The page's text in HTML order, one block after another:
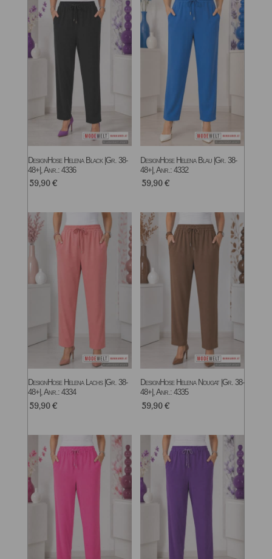
DesignHose Helena Black |Gr. 38-
48+|, Anr.: 4336
59,90€
DesignHose Helena Blau |Gr. 38-
48+|, Anr.: 4332
59,90€
DesignHose Helena Lachs |Gr. 38-
48+|, Anr.: 4334
59,90€
DesignHose Helena Nougat |Gr. 38-
48+|, Anr.: 4335
59,90€